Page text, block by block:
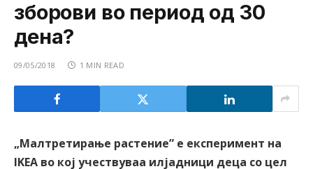
зборови во период од 30
дена?
09/05/2018 1 MIN READ
„Малтретирање растение” е експеримент на
IKEA во кој учествуваа илјадници деца со цел